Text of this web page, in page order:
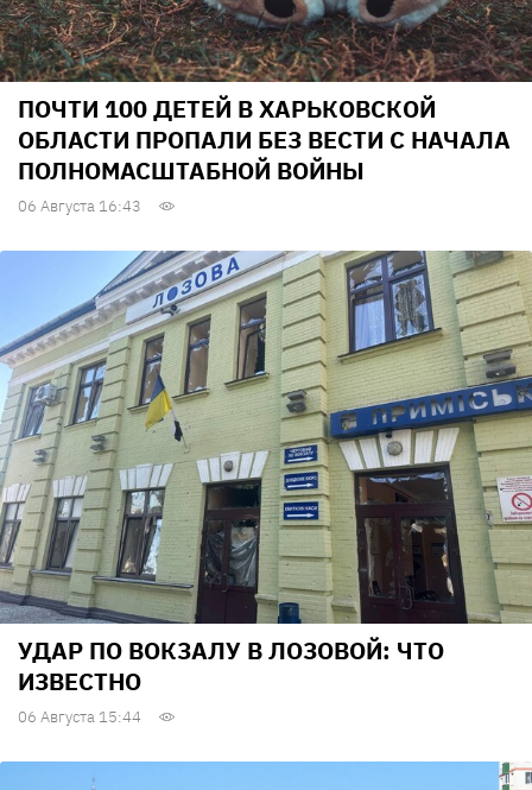
ПОЧТИ 100 ДЕТЕЙ В ХАРЬКОВСКОЙ
ОБЛАСТИ ПРОПАЛИ БЕЗ ВЕСТИ С НАЧАЛА
ПОЛНОМАСШТАБНОЙ ВОЙНЫ
06 Августа 16:43
УДАР ПО ВОКЗАЛУ В ЛОЗОВОЙ: ЧТО
ИЗВЕСТНО
06 Августа 15:44